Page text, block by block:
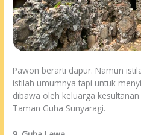
Pawon berarti dapur. Namun
istilah umumnya tapi untuk
dibawa oleh keluarga
Taman Guha Sunyaragi.